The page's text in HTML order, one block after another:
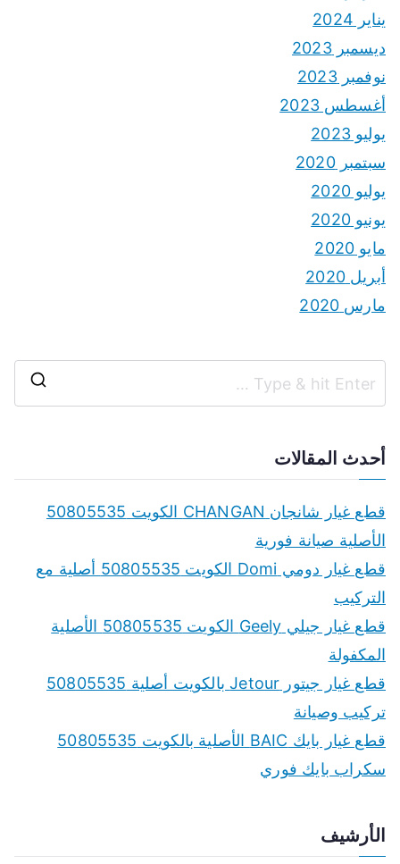
يناير 2024
ديسمبر 2023
نوفمبر 2023
أغسطس 2023
يوليو 2023
سبتمبر 2020
يوليو 2020
يونيو 2020
مايو 2020
أبريل 2020
مارس 2020
r
أحدث المقالات
قطع غيار شانجان CHANGAN الكويت 50805535
الأصلية صيانة فورية
قطع غيار دومي Domi الكويت 50805535 أصلية مع
التركيب
قطع غيار جيلي Geely الكويت 50805535 الأصلية
المكفولة
قطع غيار جيتور Jetour بالكويت أصلية 50805535
تركيب وصيانة
قطع غيار بايك BAIC الأصلية بالكويت 50805535
سكراب بايك فوري
الأرشيف